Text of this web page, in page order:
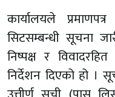
कार्यालयले
सिटसम्बन्धी सूचना
निष्पक्ष र
निर्देशन दिएको हो ।